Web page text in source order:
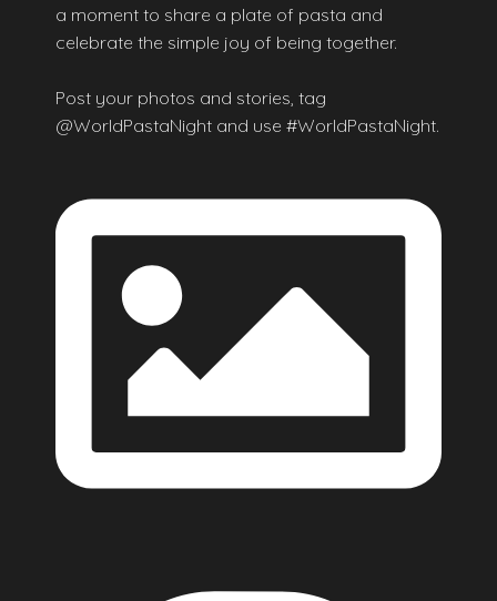
a moment to share a plate of pasta and
celebrate the simple joy of being together.
Post your photos and stories, tag
@WorldPastaNight and use #WorldPastaNight.